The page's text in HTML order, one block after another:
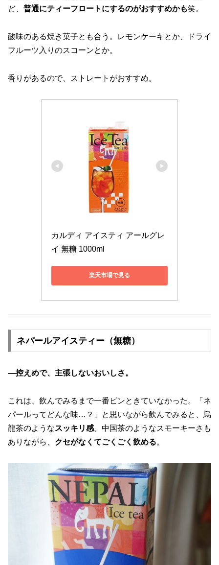
ど、 普通にティーフロートにするのがおすすめかも笑。
酸味のある焼き菓子とも合う。レモンケーキとか、ドライ
フルーツ入りのスコーンとか。
香りがあるので、ストレートがおすすめ。
カルディ アイスティ アールグレ
イ 無糖 1000ml
楽天市場で見る
ネパールアイスティー（無糖）
—控えめで、主張しないおいしさ。
これは、飲んでみるまで一番ピンときていなかった。「ネ
パールってどんな味…？」と思いながら飲んでみると、 烏
龍茶のようなスッキリ感。 中国茶のようなスモーキーさも
ありながら、 クセがなくてごくごく飲める。